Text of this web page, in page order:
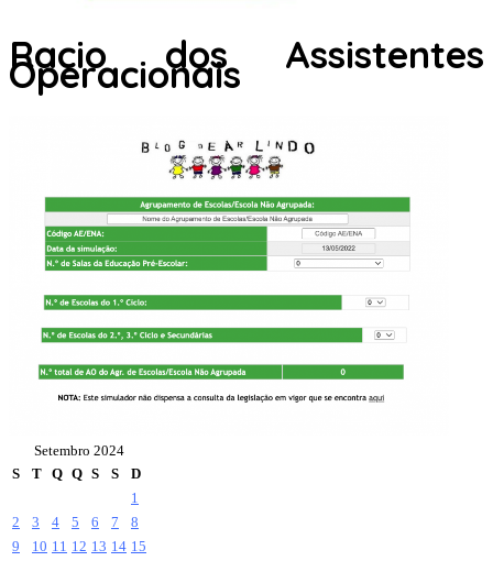
Racio dos Assistentes
Operacionais
Setembro 2024
S
T Q Q S S
D
1
2
3 4 5 6 7
8
9
10 11 12 13 14 15